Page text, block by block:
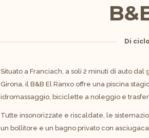
Di
Situato a Franciach, a soli 2 minuti di auto
Girona, il B&B El Ranxo offre una piscina
idromassaggio, biciclette a noleggio e
Tutte insonorizzate e riscaldate, le
un bollitore e un bagno privato con